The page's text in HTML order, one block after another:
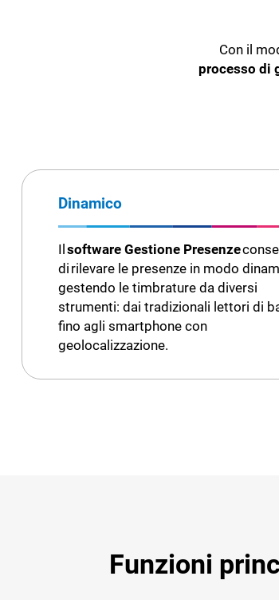
Portale per l'HR e per il DipendenteCon il
processo di
Dinamico
Il software Gestione Presenze
di rilevare le presenze in modo
gestendo le timbrature da diversi
strumenti: dai tradizionali lettori di
fino agli smartphone con
geolocalizzazione.
Funzioni